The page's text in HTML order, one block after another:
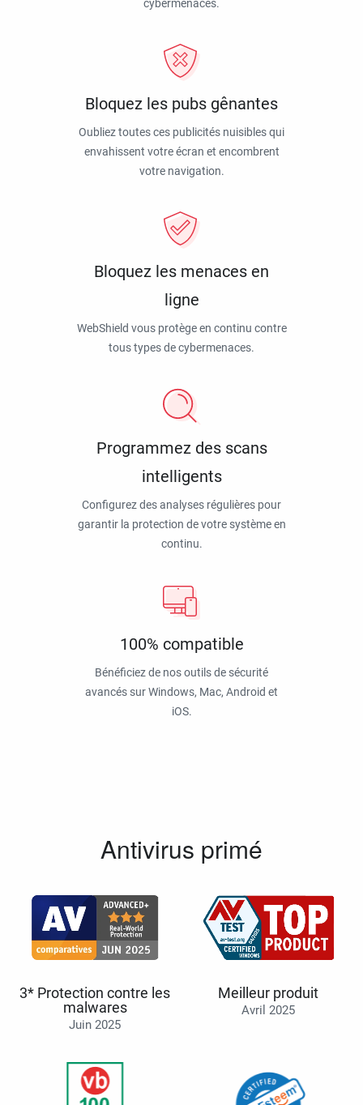
cybermenaces.
Bloquez les pubs gênantes
Oubliez toutes ces publicités nuisibles qui
envahissent votre écran et encombrent
votre navigation.
Bloquez les menaces en
ligne
WebShield vous protège en continu contre
tous types de cybermenaces.
Programmez des scans
intelligents
Configurez des analyses régulières pour
garantir la protection de votre système en
continu.
100% compatible
Bénéficiez de nos outils de sécurité
avancés sur Windows, Mac, Android et
iOS.
Antivirus primé
3* Protection contre les
malwares
Juin 2025
Meilleur produit
Avril 2025